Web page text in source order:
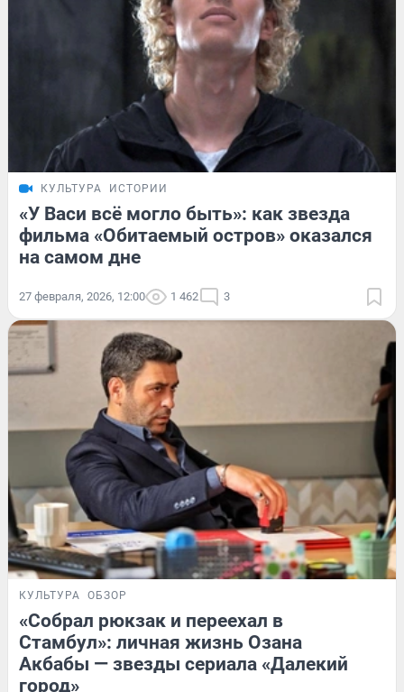
КУЛЬТУРА ИСТОРИИ
«У Васи всё могло быть»: как звезда
фильма «Обитаемый остров» оказался
на самом дне
27 февраля, 2026, 12:00 1 462 3
КУЛЬТУРА ОБЗОР
«Собрал рюкзак и переехал в
Стамбул»: личная жизнь Озана
Акбабы — звезды сериала «Далекий
город»